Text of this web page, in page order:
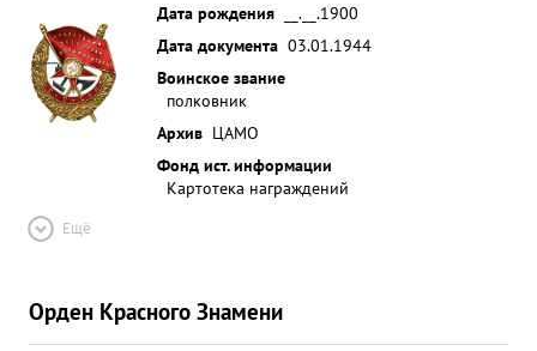
Дата рождения
__.__.1900
Дата документа 03.01.1944
Воинское звание
полковник
Архив ЦАМО
Фонд ист. информации
Картотека награждений
Ещё
Орден Красного Знамени